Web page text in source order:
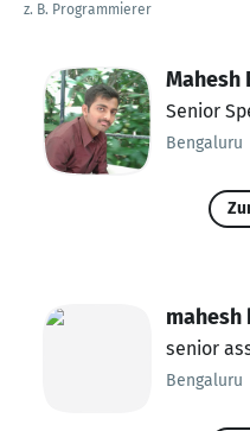
z. B. Programmierer
Mahesh
Senior
Bengaluru
mahesh
senior
Bengaluru